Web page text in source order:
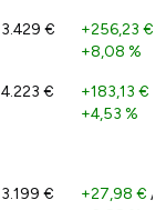
3.429 € +256,23 €
+8,08 %
4.223 € +183,13 €
+4,53 %
3.199 € +27,98 € /